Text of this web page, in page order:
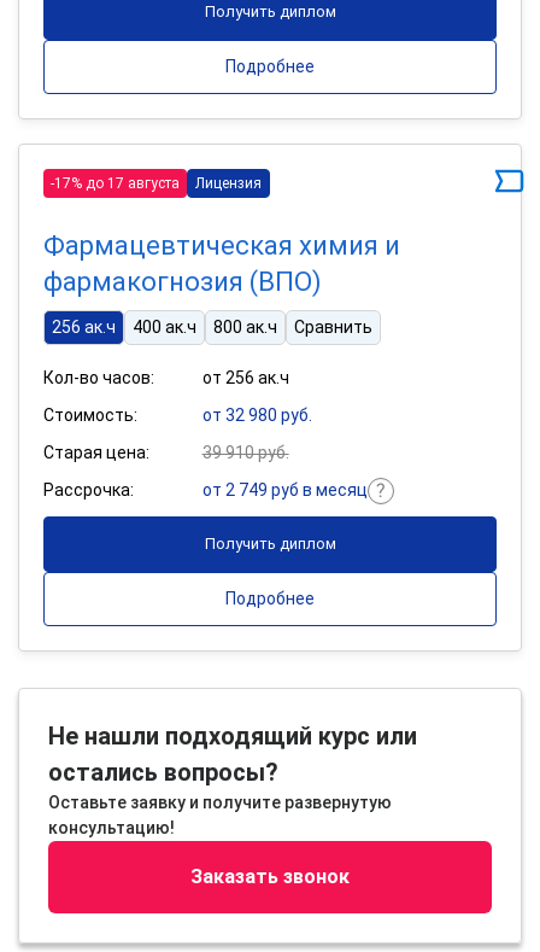
Получить диплом
Подробнее
-17% до 17 августа Лицензия
Фармацевтическая химия и
фармакогнозия (ВПО)
256 ак.ч 400 ак.ч 800 ак.ч Сравнить
Кол-во часов:
от 256 ак.ч
Стоимость:
от 32 980 руб.
Старая цена:
39 910 руб.
Рассрочка:
от 2 749 руб в месяц
Получить диплом
Подробнее
Не нашли подходящий курс или
остались вопросы?
Оставьте заявку и получите развернутую
консультацию!
Заказать звонок